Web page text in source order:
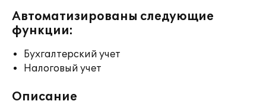
Автоматизированы следующие
функции:
Бухгалтерский учет
Налоговый учет
Описание